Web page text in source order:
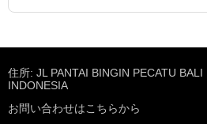
住所: JL PANTAI BINGIN PECATU BALI
INDONESIA
お問い合わせはこちらから